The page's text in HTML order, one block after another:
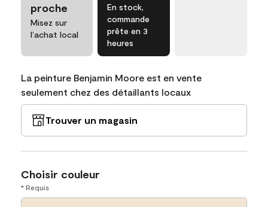
proche
Misez sur
l’achat local
En stock,
commande
prête en 3
heures
La peinture Benjamin Moore est en vente
seulement chez des détaillants locaux
Trouver un magasin
Choisir couleur
* Requis